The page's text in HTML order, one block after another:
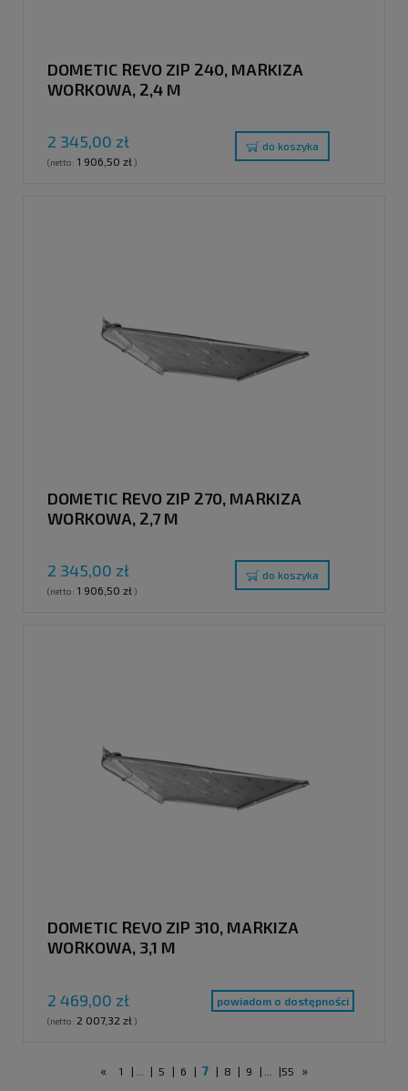
DOMETIC REVO ZIP 240, MARKIZA
WORKOWA, 2,4 M
2 345,00 zł
(netto: 1 906,50 zł)
do koszyka
DOMETIC REVO ZIP 270, MARKIZA
WORKOWA, 2,7 M
2 345,00 zł
(netto: 1 906,50 zł)
do koszyka
DOMETIC REVO ZIP 310, MARKIZA
WORKOWA, 3,1 M
2 469,00 zł
(netto: 2 007,32 zł)
powiadom o dostępności
« 1 | | 5 | 6 | 7 | 8 | 9 | |55 »